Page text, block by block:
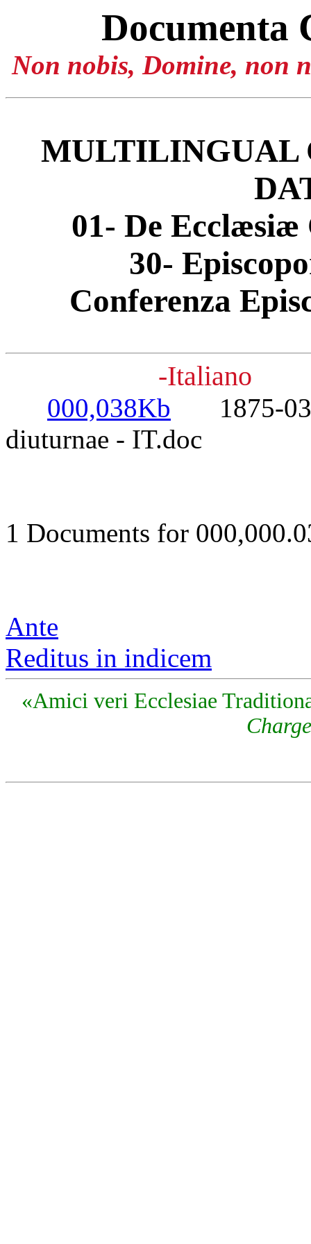
Documenta
Non nobis, Domine, non
MULTILINGUAL
01- De
30-
Conferenza
-Italiano
000,038Kb 1875-03-
diuturnae - IT.doc
1 Documents for
Ante
Reditus in indicem
«Amici veri Ecclesiae